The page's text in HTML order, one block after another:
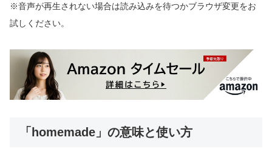
※音声が再生されない場合は読み込みを待つかブラウザ変更をお
試しください。
「homemade」の意味と使い方